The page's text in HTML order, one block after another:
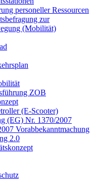
personeller Ressourcen
zur
(Mobilität)
ZOB
(E-Scooter)
(EG) Nr. 1370/2007
Vorabbekanntmachung
2.0